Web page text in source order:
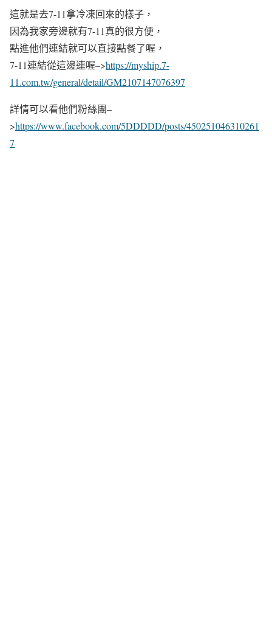
這就是去7-11拿冷凍回來的樣子，
因為我家旁邊就有7-11真的很方便，
點進他們連結就可以直接點餐了喔，
7-11連結從這邊連喔–>https://myship.7-
11.com.tw/general/detail/GM2107147076397
詳情可以看他們粉絲團–
>https://www.facebook.com/5DDDDD/posts/450251046310261
7